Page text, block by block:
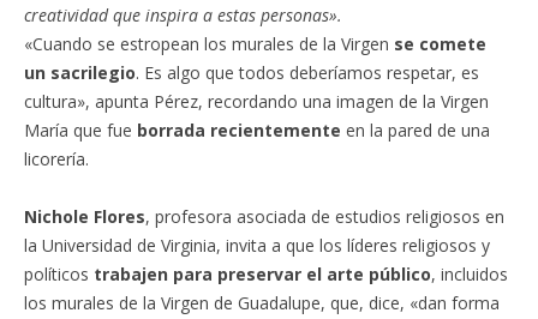
creatividad que inspira a estas personas».
«Cuando se estropean los murales de la Virgen se comete
un sacrilegio. Es algo que todos deberíamos respetar, es
cultura», apunta Pérez, recordando una imagen de la Virgen
María que fue borrada recientemente en la pared de una
licorería.
Nichole Flores, profesora asociada de estudios religiosos en
la Universidad de Virginia, invita a que los líderes religiosos y
políticos trabajen para preservar el arte público, incluidos
los murales de la Virgen de Guadalupe, que, dice, «dan forma